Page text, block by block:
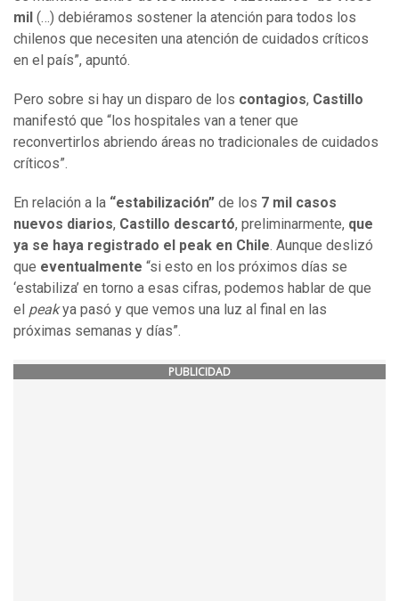
mil (…) debiéramos sostener la atención para todos los
chilenos que necesiten una atención de cuidados críticos
en el país”, apuntó.
Pero sobre si hay un disparo de los contagios, Castillo
manifestó que “los hospitales van a tener que
reconvertirlos abriendo áreas no tradicionales de cuidados
críticos”.
En relación a la “estabilización” de los 7 mil casos
nuevos diarios, Castillo descartó, preliminarmente, que
ya se haya registrado el peak en Chile. Aunque deslizó
que eventualmente “si esto en los próximos días se
‘estabiliza’ en torno a esas cifras, podemos hablar de que
el peakya pasó y que vemos una luz al final en las
próximas semanas y días”.
PUBLICIDAD